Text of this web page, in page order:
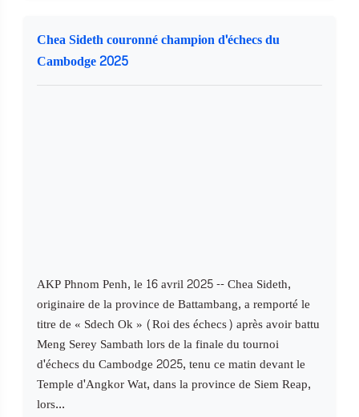
Chea Sideth couronné champion d'échecs du
Cambodge 2025
AKP Phnom Penh, le 16 avril 2025 -- Chea Sideth,
originaire de la province de Battambang, a remporté le
titre de « Sdech Ok » (Roi des échecs) après avoir battu
Meng Serey Sambath lors de la finale du tournoi
d'échecs du Cambodge 2025, tenu ce matin devant le
Temple d'Angkor Wat, dans la province de Siem Reap,
lors...